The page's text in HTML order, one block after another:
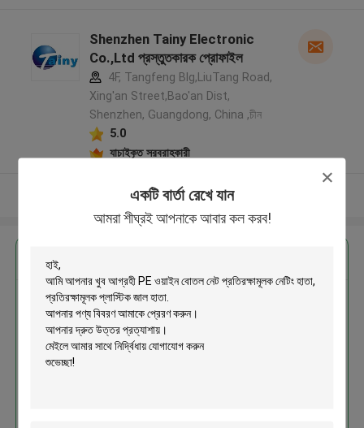
একটি বার্তা রেখে যান
আমরা শীঘ্রই আপনাকে আবার কল করব!
Shenzhen Tainy Electronic
Co.,Ltd প্রস্তুতকারক প্রোফাইল
4F, Tangfeng Blg,LiuTang Road,
Xing'an Street,Bao'an Dist,
Shenzhen, Guangdong, China ,চীন
5.0
যাচাইকৃত সরবরাহকারী
আরো দেখুন
PE ওয়াইন বোতল নেট প্রতিরক্ষামূলক নেটিং
হাতা, প্রতিরক্ষামূলক প্লাস্টিক জাল হাতা